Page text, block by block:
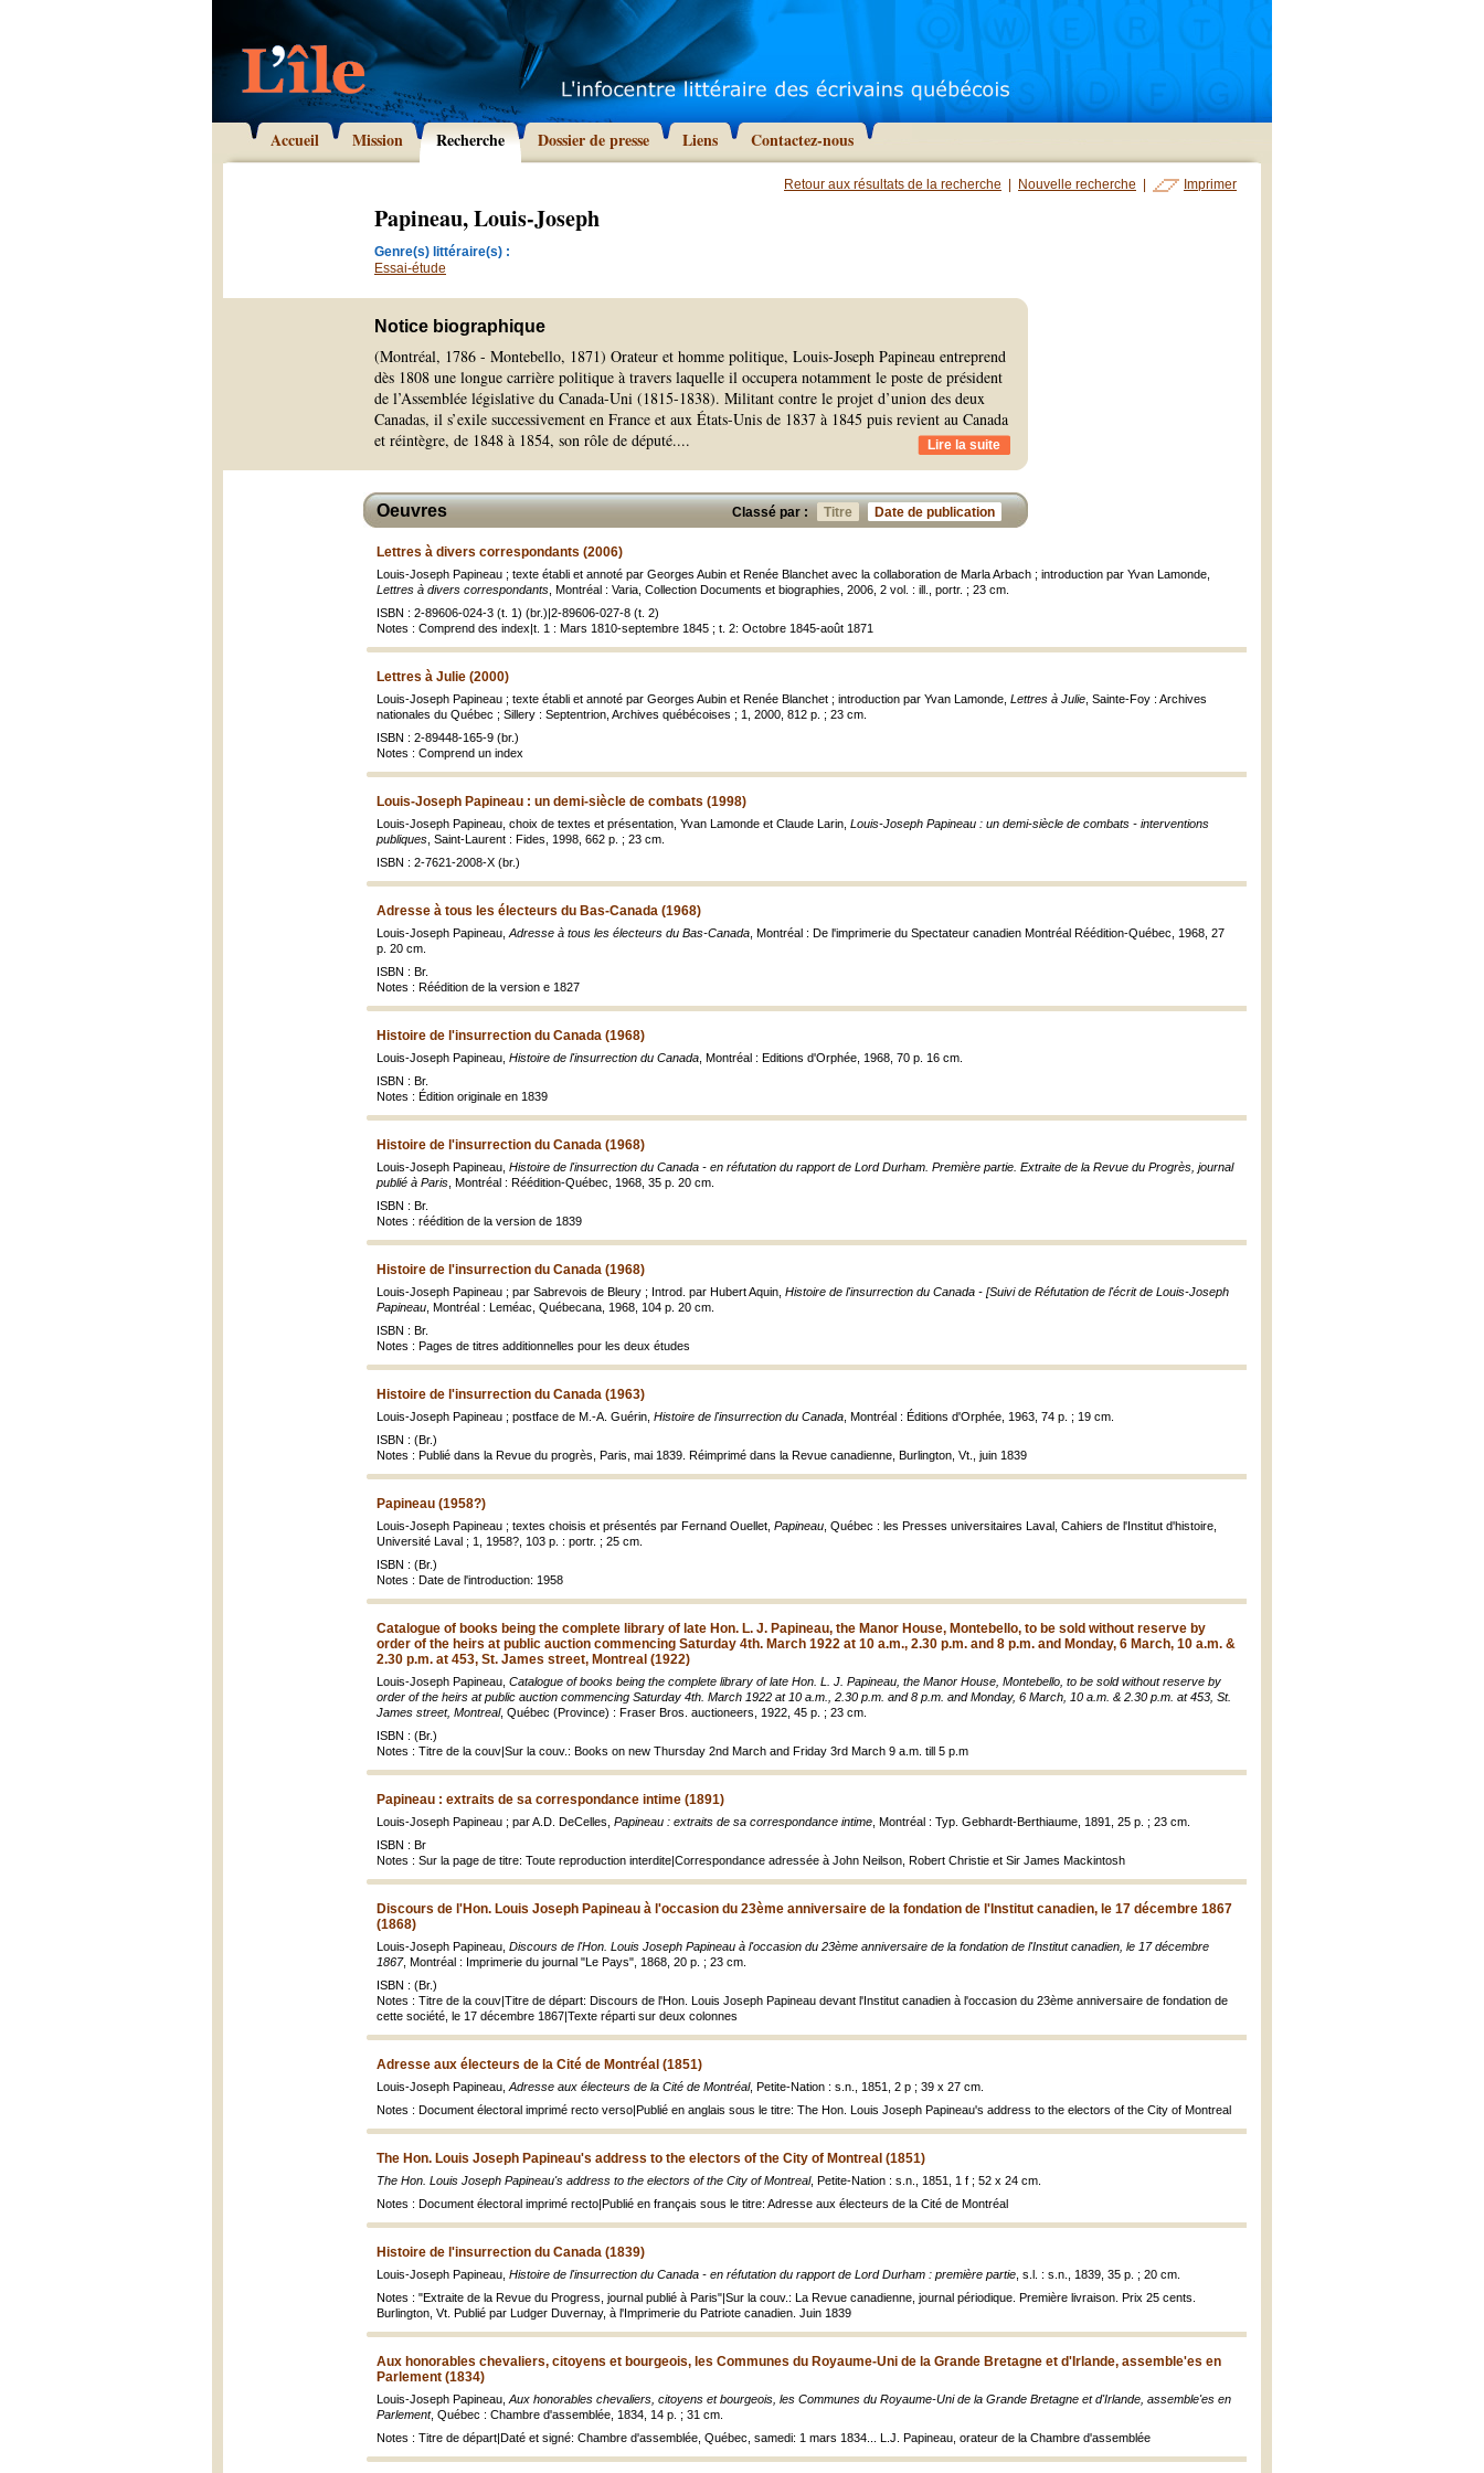
Accueil Mission Recherche Dossier de presse Liens Contactez-nous
Retour aux résultats de la recherche Nouvelle recherche Imprimer
Papineau, Louis-Joseph
Genre(s) littéraire(s) :
Essai-étude
Notice biographique
(Montréal, 1786 - Montebello, 1871) Orateur et homme politique, Louis-Joseph Papineau entreprend
dès 1808 une longue carrière politique à travers laquelle il occupera notamment le poste de président
de l’Assemblée législative du Canada-Uni (1815-1838). Militant contre le projet d’union des deux
Canadas, il s’exile successivement en France et aux États-Unis de 1837 à 1845 puis revient au Canada
et réintègre, de 1848 à 1854, son rôle de député.... Lire la suite
Classé par : Titre Date de publication
Oeuvres
Lettres à divers correspondants (2006)
Louis-Joseph Papineau ; texte établi et annoté par Georges Aubin et Renée Blanchet avec la collaboration de Marla Arbach ; introduction par Yvan Lamonde,
Lettres à divers correspondants , Montréal : Varia, Collection Documents et biographies, 2006, 2 vol. : ill., portr. ; 23 cm.
ISBN : 2-89606-024-3 (t. 1) (br.)|2-89606-027-8 (t. 2)
Notes : Comprend des index|t. 1 : Mars 1810-septembre 1845 ; t. 2: Octobre 1845-août 1871
Lettres à Julie (2000)
Louis-Joseph Papineau ; texte établi et annoté par Georges Aubin et Renée Blanchet ; introduction par Yvan Lamonde, Lettres à Julie , Sainte-Foy : Archives
nationales du Québec ; Sillery : Septentrion, Archives québécoises ; 1, 2000, 812 p. ; 23 cm.
ISBN : 2-89448-165-9 (br.)
Notes : Comprend un index
Louis-Joseph Papineau : un demi-siècle de combats (1998)
Louis-Joseph Papineau, choix de textes et présentation, Yvan Lamonde et Claude Larin, Louis-Joseph Papineau : un demi-siècle de combats - interventions
publiques , Saint-Laurent : Fides, 1998, 662 p. ; 23 cm.
ISBN : 2-7621-2008-X (br.)
Adresse à tous les électeurs du Bas-Canada (1968)
Louis-Joseph Papineau, Adresse à tous les électeurs du Bas-Canada , Montréal : De l'imprimerie du Spectateur canadien Montréal Réédition-Québec, 1968, 27
p. 20 cm.
ISBN : Br.
Notes : Réédition de la version e 1827
Histoire de l'insurrection du Canada (1968)
Louis-Joseph Papineau, Histoire de l'insurrection du Canada , Montréal : Editions d'Orphée, 1968, 70 p. 16 cm.
ISBN : Br.
Notes : Édition originale en 1839
Histoire de l'insurrection du Canada (1968)
Louis-Joseph Papineau, Histoire de l'insurrection du Canada - en réfutation du rapport de Lord Durham. Première partie. Extraite de la Revue du Progrès, journal
publié à Paris , Montréal : Réédition-Québec, 1968, 35 p. 20 cm.
ISBN : Br.
Notes : réédition de la version de 1839
Histoire de l'insurrection du Canada (1968)
Louis-Joseph Papineau ; par Sabrevois de Bleury ; Introd. par Hubert Aquin, Histoire de l'insurrection du Canada - [Suivi de Réfutation de l'écrit de Louis-Joseph
Papineau , Montréal : Leméac, Québecana, 1968, 104 p. 20 cm.
ISBN : Br.
Notes : Pages de titres additionnelles pour les deux études
Histoire de l'insurrection du Canada (1963)
Louis-Joseph Papineau ; postface de M.-A. Guérin, Histoire de l'insurrection du Canada , Montréal : Éditions d'Orphée, 1963, 74 p. ; 19 cm.
ISBN : (Br.)
Notes : Publié dans la Revue du progrès, Paris, mai 1839. Réimprimé dans la Revue canadienne, Burlington, Vt., juin 1839
Papineau (1958?)
Louis-Joseph Papineau ; textes choisis et présentés par Fernand Ouellet, Papineau , Québec : les Presses universitaires Laval, Cahiers de l'Institut d'histoire,
Université Laval ; 1, 1958?, 103 p. : portr. ; 25 cm.
ISBN : (Br.)
Notes : Date de l'introduction: 1958
Catalogue of books being the complete library of late Hon. L. J. Papineau, the Manor House, Montebello, to be sold without reserve by
order of the heirs at public auction commencing Saturday 4th. March 1922 at 10 a.m., 2.30 p.m. and 8 p.m. and Monday, 6 March, 10 a.m. &
2.30 p.m. at 453, St. James street, Montreal (1922)
Louis-Joseph Papineau, Catalogue of books being the complete library of late Hon. L. J. Papineau, the Manor House, Montebello, to be sold without reserve by
order of the heirs at public auction commencing Saturday 4th. March 1922 at 10 a.m., 2.30 p.m. and 8 p.m. and Monday, 6 March, 10 a.m. & 2.30 p.m. at 453, St.
James street, Montreal, Québec (Province) : Fraser Bros. auctioneers, 1922, 45 p. ; 23 cm.
ISBN : (Br.)
Notes : Titre de la couv|Sur la couv.: Books on new Thursday 2nd March and Friday 3rd March 9 a.m. till 5 p.m
Papineau : extraits de sa correspondance intime (1891)
Louis-Joseph Papineau ; par A.D. DeCelles, Papineau : extraits de sa correspondance intime , Montréal : Typ. Gebhardt-Berthiaume, 1891, 25 p. ; 23 cm.
ISBN : Br
Notes : Sur la page de titre: Toute reproduction interdite|Correspondance adressée à John Neilson, Robert Christie et Sir James Mackintosh
Discours de l'Hon. Louis Joseph Papineau à l'occasion du 23ème anniversaire de la fondation de l'Institut canadien, le 17 décembre 1867
(1868)
Louis-Joseph Papineau, Discours de l'Hon. Louis Joseph Papineau à l'occasion du 23ème anniversaire de la fondation de l'Institut canadien, le 17 décembre
1867, Montréal : Imprimerie du journal "Le Pays", 1868, 20 p. ; 23 cm.
ISBN : (Br.)
Notes : Titre de la couv|Titre de départ: Discours de l'Hon. Louis Joseph Papineau devant l'Institut canadien à l'occasion du 23ème anniversaire de fondation de
cette société, le 17 décembre 1867|Texte réparti sur deux colonnes
Adresse aux électeurs de la Cité de Montréal (1851)
Louis-Joseph Papineau, Adresse aux électeurs de la Cité de Montréal, Petite-Nation : s.n., 1851, 2 p ; 39 x 27 cm.
Notes : Document électoral imprimé recto verso|Publié en anglais sous le titre: The Hon. Louis Joseph Papineau's address to the electors of the City of Montreal
The Hon. Louis Joseph Papineau's address to the electors of the City of Montreal (1851)
The Hon. Louis Joseph Papineau's address to the electors of the City of Montreal, Petite-Nation : s.n., 1851, 1 f ; 52 x 24 cm.
Notes : Document électoral imprimé recto|Publié en français sous le titre: Adresse aux électeurs de la Cité de Montréal
Histoire de l'insurrection du Canada (1839)
Louis-Joseph Papineau, Histoire de l'insurrection du Canada - en réfutation du rapport de Lord Durham : première partie , s.l. : s.n., 1839, 35 p. ; 20 cm.
Notes : "Extraite de la Revue du Progress, journal publié à Paris"|Sur la couv.: La Revue canadienne, journal périodique. Première livraison. Prix 25 cents.
Burlington, Vt. Publié par Ludger Duvernay, à l'Imprimerie du Patriote canadien. Juin 1839
Aux honorables chevaliers, citoyens et bourgeois, les Communes du Royaume-Uni de la Grande Bretagne et d'Irlande, assemble'es en
Parlement (1834)
Louis-Joseph Papineau, Aux honorables chevaliers, citoyens et bourgeois, les Communes du Royaume-Uni de la Grande Bretagne et d'Irlande, assemble'es en
Parlement, Québec : Chambre d'assemblée, 1834, 14 p. ; 31 cm.
Notes : Titre de départ|Daté et signé: Chambre d'assemblée, Québec, samedi: 1 mars 1834... L.J. Papineau, orateur de la Chambre d'assemblée